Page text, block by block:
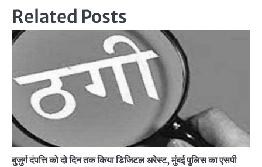
Related Posts
बुजुर्ग दंपत्ति को दो दिन तक किया डिजिटल अरेस्ट, मुंबई पुलिस का एसपी